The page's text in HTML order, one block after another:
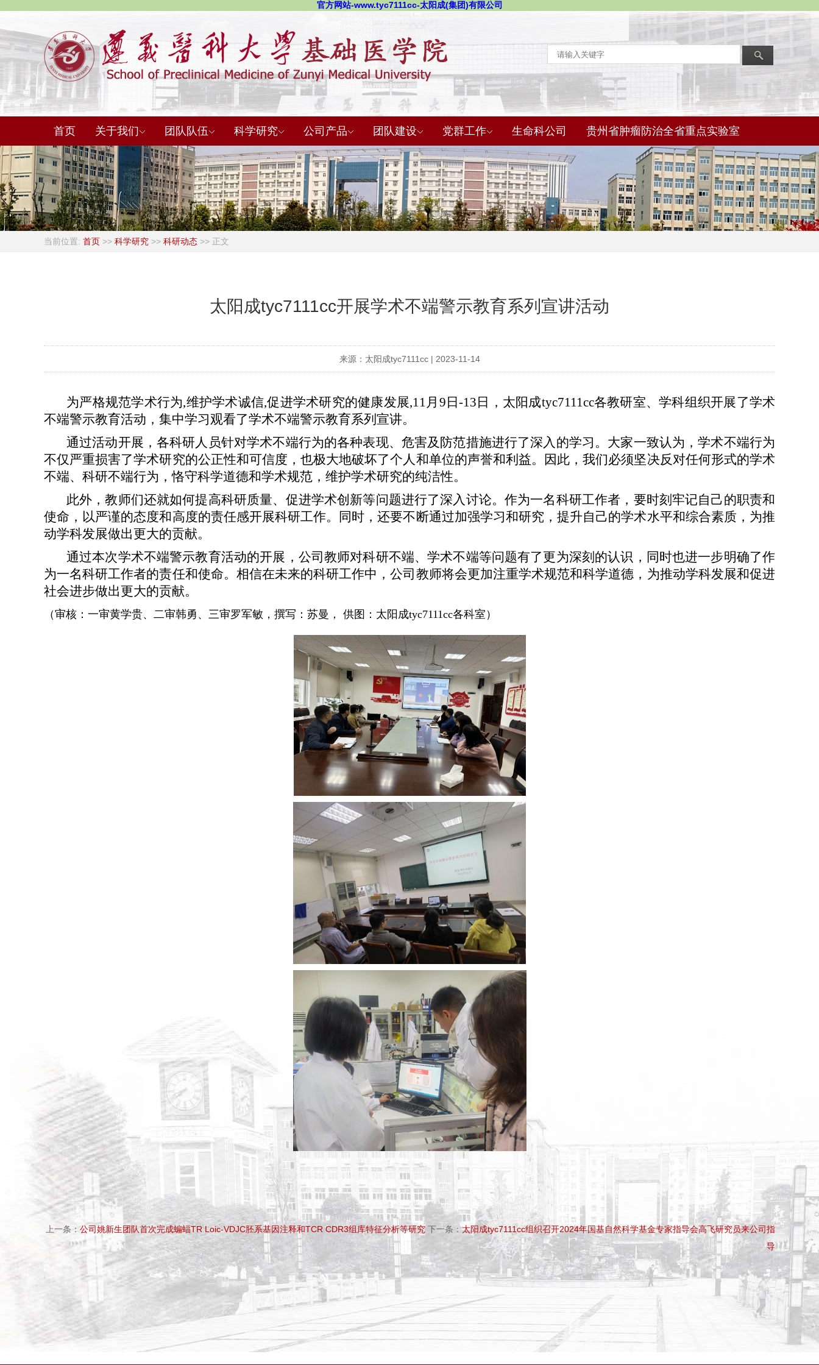
官方网站-www.tyc7111cc-太阳成(集团)有限公司
首页 关于我们 团队队伍 科学研究 公司产品 团队建设 党群工作 生命科公司 贵州省肿瘤防治全省重点实验室
当前位置: 首页 >> 科学研究 >> 科研动态 >> 正文
太阳成tyc7111cc开展学术不端警示教育系列宣讲活动
来源：太阳成tyc7111cc | 2023-11-14
为严格规范学术行为,维护学术诚信,促进学术研究的健康发展,11月9日-13日，太阳成tyc7111cc各教研室、学科组织开展了学术
不端警示教育活动，集中学习观看了学术不端警示教育系列宣讲。
通过活动开展，各科研人员针对学术不端行为的各种表现、危害及防范措施进行了深入的学习。大家一致认为，学术不端行为
不仅严重损害了学术研究的公正性和可信度，也极大地破坏了个人和单位的声誉和利益。因此，我们必须坚决反对任何形式的学术
不端、科研不端行为，恪守科学道德和学术规范，维护学术研究的纯洁性。
此外，教师们还就如何提高科研质量、促进学术创新等问题进行了深入讨论。作为一名科研工作者，要时刻牢记自己的职责和
使命，以严谨的态度和高度的责任感开展科研工作。同时，还要不断通过加强学习和研究，提升自己的学术水平和综合素质，为推
动学科发展做出更大的贡献。
通过本次学术不端警示教育活动的开展，公司教师对科研不端、学术不端等问题有了更为深刻的认识，同时也进一步明确了作
为一名科研工作者的责任和使命。相信在未来的科研工作中，公司教师将会更加注重学术规范和科学道德，为推动学科发展和促进
社会进步做出更大的贡献。
（审核：一审黄学贵、二审韩勇、三审罗军敏，撰写：苏曼， 供图：太阳成tyc7111cc各科室）
上一条： 公司姚新生团队首次完成蝙蝠TR Loic-VDJC胚系基因注释和TCR CDR3组库特征分析等研究 下一条：太阳成tyc7111cc组织召开2024年国基自然科学基金专家指导会高飞研究员来公司指
导